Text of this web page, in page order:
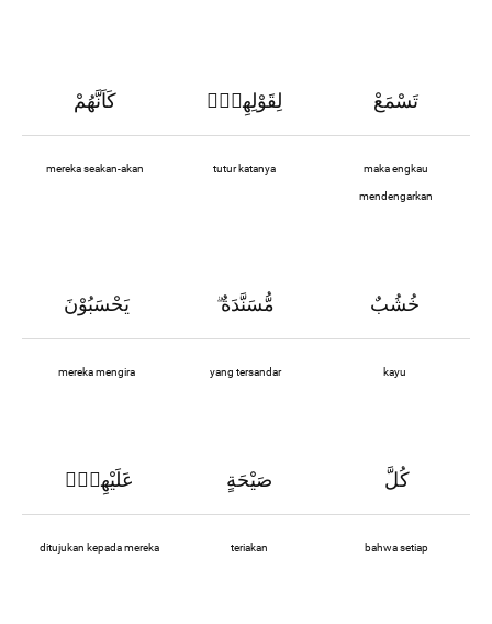
كَاَنَّهُمْ لِقَوْلِهِمْۗ تَسْمَعْ
mereka seakan-akan tutur katanya maka engkau
mendengarkan
يَحْسَبُوْنَ ۗمُّسَنَّدَةٌ خُشُبٌ
mereka mengira yang tersandar kayu
عَلَيْهِمْۗ صَيْحَةٍ كُلَّ
ditujukan kepada mereka teriakan bahwa setiap